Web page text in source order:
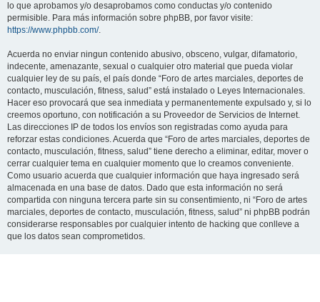
lo que aprobamos y/o desaprobamos como conductas y/o contenido
permisible. Para más información sobre phpBB, por favor visite:
https://www.phpbb.com/.
Acuerda no enviar ningun contenido abusivo, obsceno, vulgar, difamatorio,
indecente, amenazante, sexual o cualquier otro material que pueda violar
cualquier ley de su país, el país donde “Foro de artes marciales, deportes de
contacto, musculación, fitness, salud” está instalado o Leyes Internacionales.
Hacer eso provocará que sea inmediata y permanentemente expulsado y, si lo
creemos oportuno, con notificación a su Proveedor de Servicios de Internet.
Las direcciones IP de todos los envíos son registradas como ayuda para
reforzar estas condiciones. Acuerda que “Foro de artes marciales, deportes de
contacto, musculación, fitness, salud” tiene derecho a eliminar, editar, mover o
cerrar cualquier tema en cualquier momento que lo creamos conveniente.
Como usuario acuerda que cualquier información que haya ingresado será
almacenada en una base de datos. Dado que esta información no será
compartida con ninguna tercera parte sin su consentimiento, ni “Foro de artes
marciales, deportes de contacto, musculación, fitness, salud” ni phpBB podrán
considerarse responsables por cualquier intento de hacking que conlleve a
que los datos sean comprometidos.